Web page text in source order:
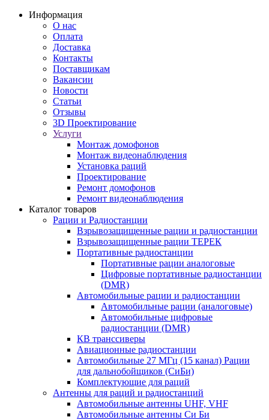
Информация
О нас
Оплата
Доставка
Контакты
Поставщикам
Вакансии
Новости
Статьи
Отзывы
3D Проектирование
Услуги
Монтаж домофонов
Монтаж видеонаблюдения
Установка раций
Проектирование
Ремонт домофонов
Ремонт видеонаблюдения
Каталог товаров
Рации и Радиостанции
Взрывозащищенные рации и радиостанции
Взрывозащищенные рации ТЕРЕК
Портативные радиостанции
Портативные рации аналоговые
Цифровые портативные радиостанции
(DMR)
Автомобильные рации и радиостанции
Автомобильные рации (аналоговые)
Автомобильные цифровые
радиостанции (DMR)
КВ транссиверы
Авиационные радиостанции
Автомобильные 27 МГц (15 канал) Рации
для дальнобойщиков (СиБи)
Комплектующие для раций
Антенны для раций и радиостанций
Автомобильные антенны UHF, VHF
Автомобильные антенны Си Би